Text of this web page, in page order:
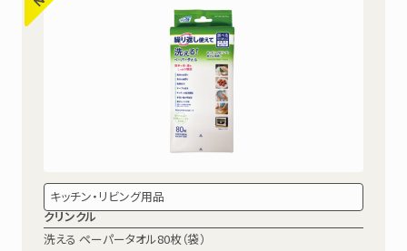
キッチン・リビング用品
クリンクル
洗える ペーパータオル80枚（袋）